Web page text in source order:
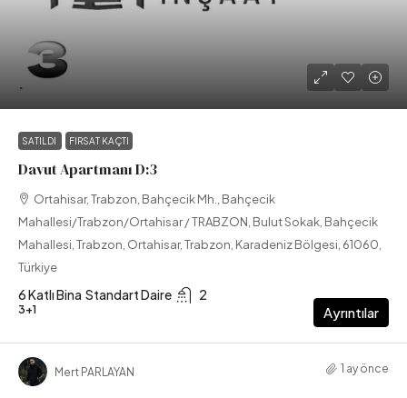
.
SATILDI FIRSAT KAÇTI
Davut Apartmanı D:3
Ortahisar, Trabzon, Bahçecik Mh., Bahçecik
Mahallesi/Trabzon/Ortahisar / TRABZON, Bulut Sokak, Bahçecik
Mahallesi, Trabzon, Ortahisar, Trabzon, Karadeniz Bölgesi, 61060,
Türkiye
6 Katlı Bina Standart Daire 2
3+1 Ayrıntılar
Mert PARLAYAN 1 ay önce